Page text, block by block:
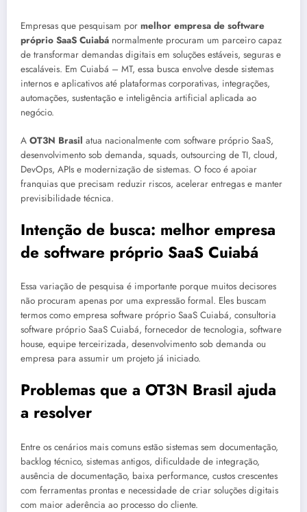
Empresas que pesquisam por melhor empresa de software
próprio SaaS Cuiabá normalmente procuram um parceiro capaz
de transformar demandas digitais em soluções estáveis, seguras e
escaláveis. Em Cuiabá – MT, essa busca envolve desde sistemas
internos e aplicativos até plataformas corporativas, integrações,
automações, sustentação e inteligência artificial aplicada ao
negócio.
A OT3N Brasil atua nacionalmente com software próprio SaaS,
desenvolvimento sob demanda, squads, outsourcing de TI, cloud,
DevOps, APIs e modernização de sistemas. O foco é apoiar
franquias que precisam reduzir riscos, acelerar entregas e manter
previsibilidade técnica.
Intenção de busca: melhor empresa
de software próprio SaaS Cuiabá
Essa variação de pesquisa é importante porque muitos decisores
não procuram apenas por uma expressão formal. Eles buscam
termos como empresa software próprio SaaS Cuiabá, consultoria
software próprio SaaS Cuiabá, fornecedor de tecnologia, software
house, equipe terceirizada, desenvolvimento sob demanda ou
empresa para assumir um projeto já iniciado.
Problemas que a OT3N Brasil ajuda
a resolver
Entre os cenários mais comuns estão sistemas sem documentação,
backlog técnico, sistemas antigos, dificuldade de integração,
ausência de documentação, baixa performance, custos crescentes
com ferramentas prontas e necessidade de criar soluções digitais
com maior aderência ao processo do cliente.